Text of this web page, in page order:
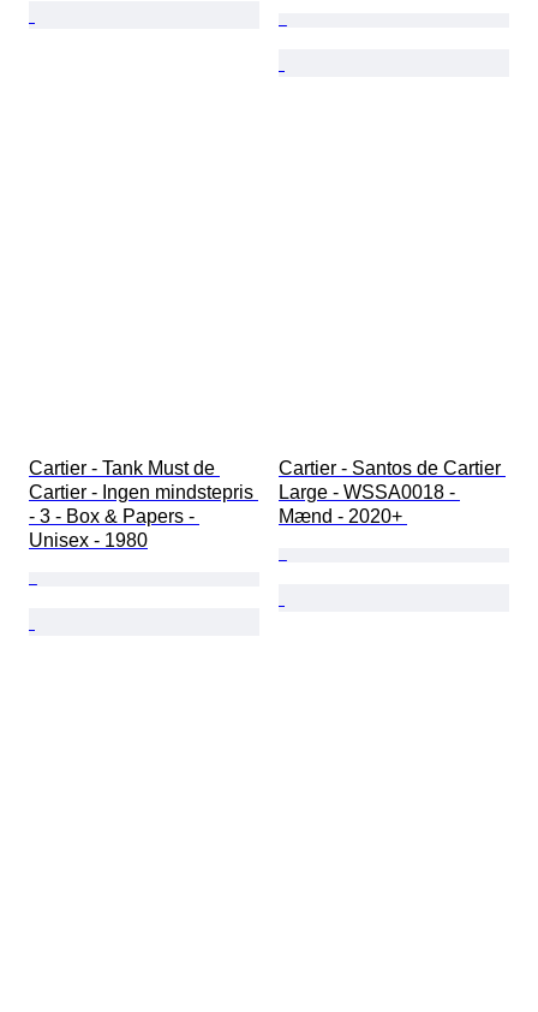
Cartier - Tank Must de
Cartier - Ingen mindstepris
- 3 - Box & Papers -
Unisex - 1980
Cartier - Santos de Cartier
Large - WSSA0018 -
Mænd - 2020+